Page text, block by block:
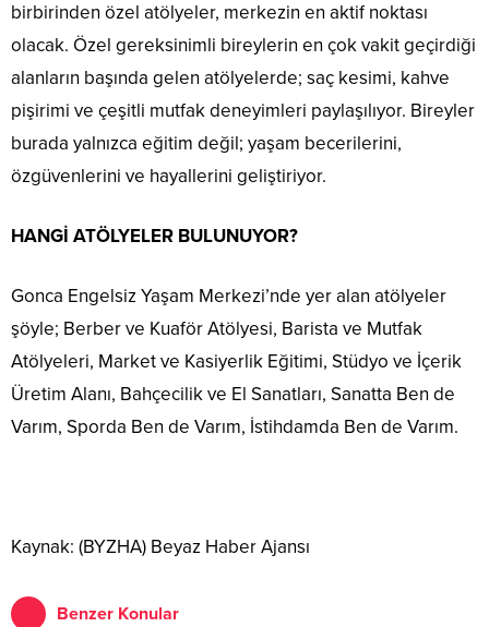
birbirinden özel atölyeler, merkezin en aktif noktası
olacak. Özel gereksinimli bireylerin en çok vakit geçirdiği
alanların başında gelen atölyelerde; saç kesimi, kahve
pişirimi ve çeşitli mutfak deneyimleri paylaşılıyor. Bireyler
burada yalnızca eğitim değil; yaşam becerilerini,
özgüvenlerini ve hayallerini geliştiriyor.
HANGİ ATÖLYELER BULUNUYOR?
Gonca Engelsiz Yaşam Merkezi’nde yer alan atölyeler
şöyle; Berber ve Kuaför Atölyesi, Barista ve Mutfak
Atölyeleri, Market ve Kasiyerlik Eğitimi, Stüdyo ve İçerik
Üretim Alanı, Bahçecilik ve El Sanatları, Sanatta Ben de
Varım, Sporda Ben de Varım, İstihdamda Ben de Varım.
Kaynak: (BYZHA) Beyaz Haber Ajansı
Benzer Konular